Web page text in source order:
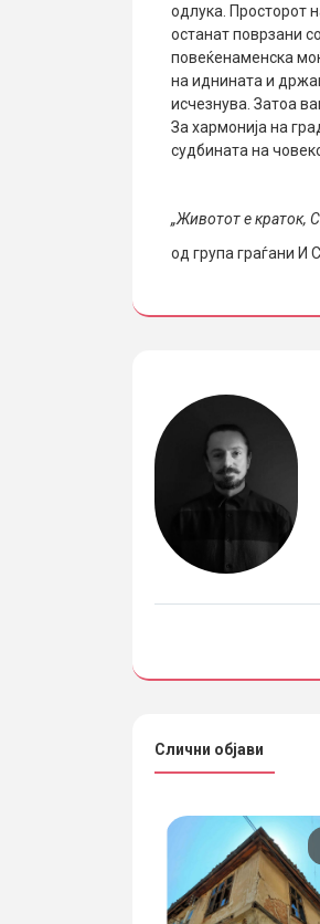
одлука. Просторот
останат поврзани
повеќенаменска
на иднината и
исчезнува. Затоа
За хармонија на
судбината на
„Животот е краток,
од група граѓани
Слични објави